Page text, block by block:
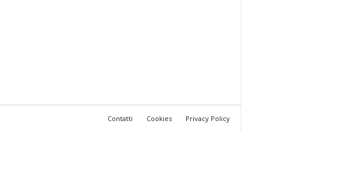
Contatti Cookies Privacy Policy